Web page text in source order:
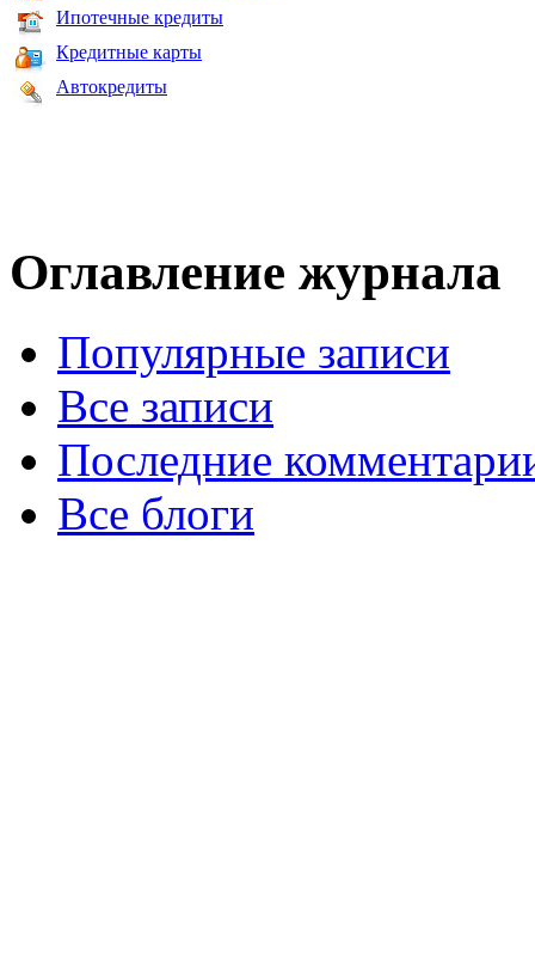
Ипотечные кредиты
Кредитные карты
Автокредиты
Оглавление журнала
Популярные записи
Все записи
Последние
Все блоги